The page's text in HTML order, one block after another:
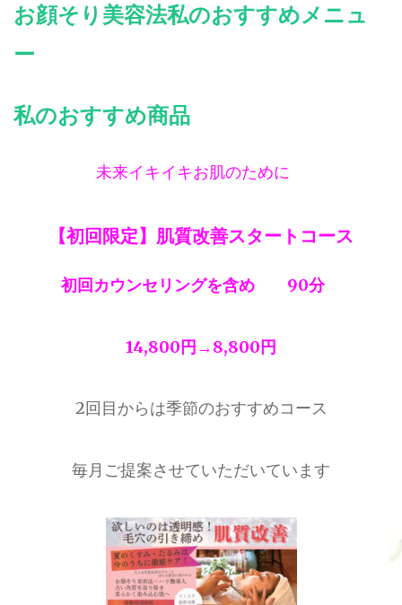
お顔そり美容法私のおすすめメニュ
ー
私のおすすめ商品
未来イキイキお肌のために
【初回限定】肌質改善スタートコース
初回カウンセリングを含め 90分
14,800円→8,800円
2回目からは季節のおすすめコース
毎月ご提案させていただいています